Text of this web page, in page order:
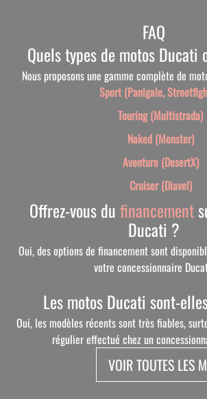
FAQ
Quels types de motos Ducati
Nous proposons une gamme complète de
Sport (Panigale,
Touring (Multistrada)
Naked (Monster)
Aventure (DesertX)
Cruiser (Diavel)
Offrez-vous dufinancement
Ducati ?
Oui, des options de financement sont
votre concessionnaire
Les motos Ducati sont-
Oui, les modèles récents sont très fiables,
régulier effectué chez un
VOIR TOUTES LES